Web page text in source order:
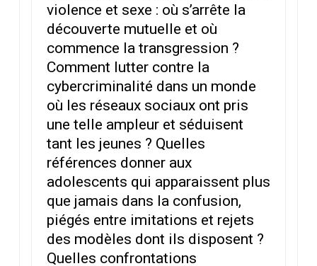
violence et sexe : où s’arrête la
découverte mutuelle et où
commence la transgression ?
Comment lutter contre la
cybercriminalité dans un monde
où les réseaux sociaux ont pris
une telle ampleur et séduisent
tant les jeunes ? Quelles
références donner aux
adolescents qui apparaissent plus
que jamais dans la confusion,
piégés entre imitations et rejets
des modèles dont ils disposent ?
Quelles confrontations